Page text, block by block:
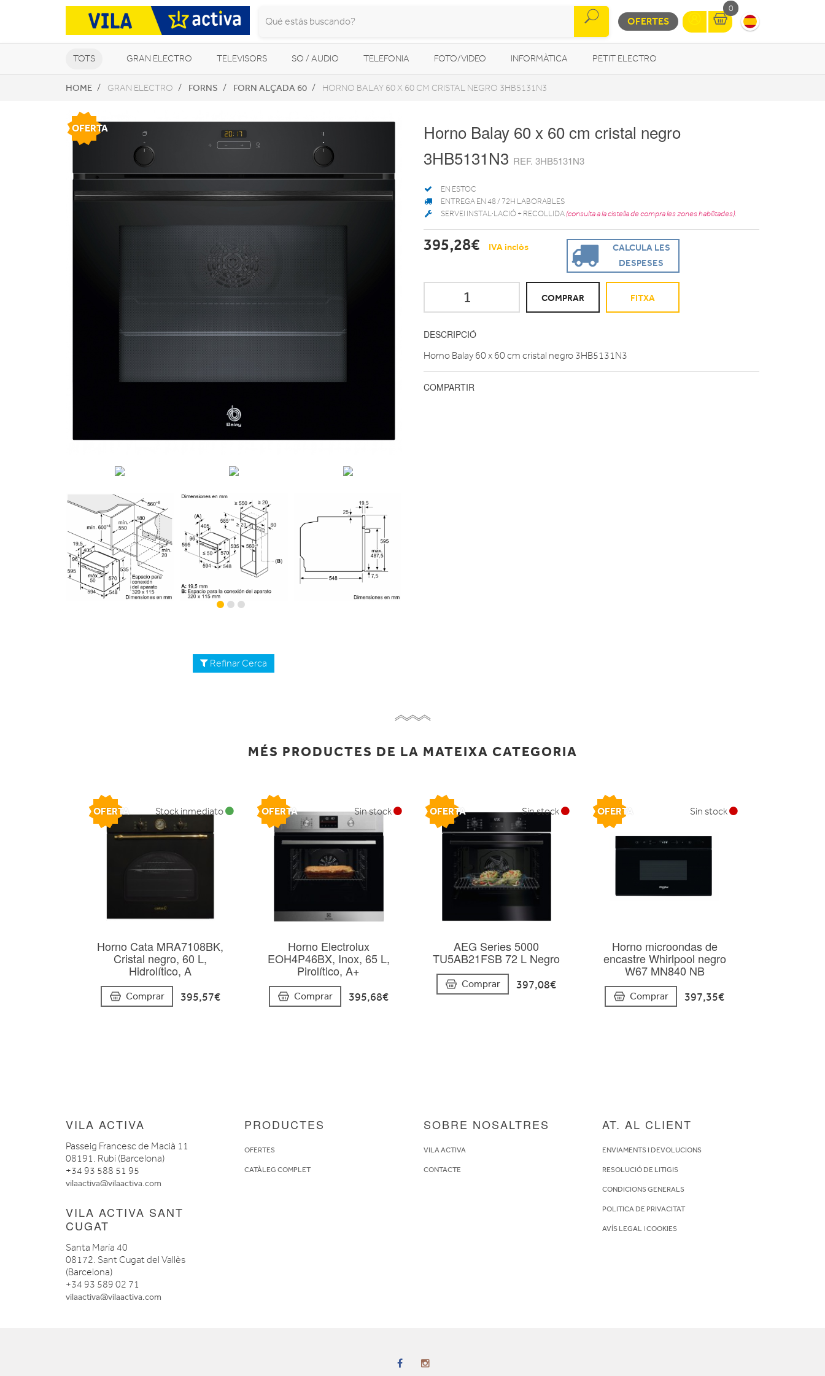
OFERTES
0
TOTS GRAN ELECTRO TELEVISORS SO / AUDIO TELEFONIA FOTO/VIDEO INFORMÀTICA PETIT ELECTRO
CLIMATITZACIÓ I CALEFACCIÓ MOBILITAT URBANA NAVEGADORS GPS CONSOLES
HOME GRAN ELECTRO FORNS FORN ALÇADA 60 HORNO BALAY 60 X 60 CM CRISTAL NEGRO 3HB5131N3
OFERTA
Refinar Cerca
Horno Balay 60 x 60 cm cristal negro
3HB5131N3 REF. 3HB5131N3
EN ESTOC
ENTREGA EN 48 / 72H LABORABLES
SERVEI INSTAL·LACIÓ + RECOLLIDA (consulta a la cistella de compra les zones habilitades).
395,28€ IVA inclòs
CALCULA LES
DESPESES
COMPRAR FITXA
DESCRIPCIÓ
Horno Balay 60 x 60 cm cristal negro 3HB5131N3
COMPARTIR
MÉS PRODUCTES DE LA MATEIXA CATEGORIA
Horno Cata MRA7108BK,
Cristal negro, 60 L,
Hidrolítico, A
Comprar 395,57€
Stock inmediato
OFERTA
Horno Electrolux
EOH4P46BX, Inox, 65 L,
Pirolítico, A+
Comprar 395,68€
Sin stock
OFERTA
AEG Series 5000
TU5AB21FSB 72 L Negro
Comprar 397,08€
Sin stock
OFERTA
Horno microondas de
encastre Whirlpool negro
W67 MN840 NB
Comprar 397,35€
Sin stock
OFERTA
VILA ACTIVA
Passeig Francesc de Macià 11
08191. Rubí (Barcelona)
+34 93 588 51 95
vilaactiva@vilaactiva.com
VILA ACTIVA SANT
CUGAT
Santa María 40
08172. Sant Cugat del Vallès
(Barcelona)
+34 93 589 02 71
vilaactiva@vilaactiva.com
PRODUCTES
OFERTES
CATÀLEG COMPLET
SOBRE NOSALTRES
VILA ACTIVA
CONTACTE
AT. AL CLIENT
ENVIAMENTS I DEVOLUCIONS
RESOLUCIÓ DE LITIGIS
CONDICIONS GENERALS
POLITICA DE PRIVACITAT
AVÍS LEGALI COOKIES